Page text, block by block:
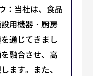
：当社は、食品
用機器・厨房
通じてきまし
融合させ、高
ます。また、